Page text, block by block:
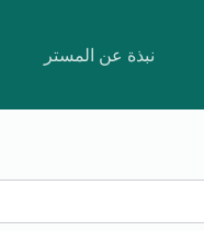
نبذة عن المستر